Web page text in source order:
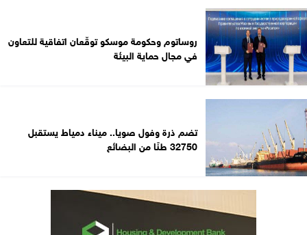
روساتوم وحكومة موسكو توقّعان اتفاقية للتعاون
في مجال حماية البيئة
تضم ذرة وفول صويا.. ميناء دمياط يستقبل
32750 طنًا من البضائع